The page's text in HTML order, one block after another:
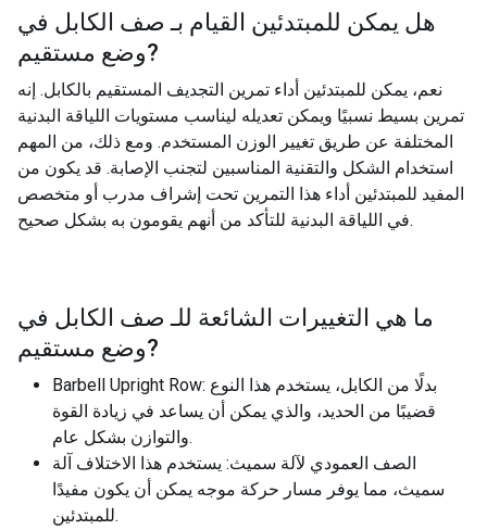
هل يمكن للمبتدئين القيام بـ صف الكابل في
وضع مستقيم?
نعم، يمكن للمبتدئين أداء تمرين التجديف المستقيم بالكابل. إنه
تمرين بسيط نسبيًا ويمكن تعديله ليناسب مستويات اللياقة البدنية
المختلفة عن طريق تغيير الوزن المستخدم. ومع ذلك، من المهم
استخدام الشكل والتقنية المناسبين لتجنب الإصابة. قد يكون من
المفيد للمبتدئين أداء هذا التمرين تحت إشراف مدرب أو متخصص
في اللياقة البدنية للتأكد من أنهم يقومون به بشكل صحيح.
ما هي التغييرات الشائعة للـ صف الكابل في
وضع مستقيم?
Barbell Upright Row: بدلًا من الكابل، يستخدم هذا النوع
قضيبًا من الحديد، والذي يمكن أن يساعد في زيادة القوة
والتوازن بشكل عام.
الصف العمودي لآلة سميث: يستخدم هذا الاختلاف آلة
سميث، مما يوفر مسار حركة موجه يمكن أن يكون مفيدًا
للمبتدئين.